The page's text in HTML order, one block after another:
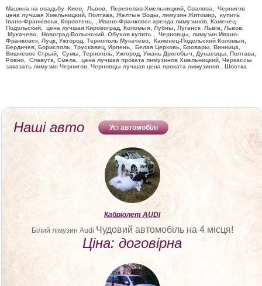
Машина на свадьбу Киев, Львов, Переяслав-Хмельницкий, Свалява, Чернигов
цена лучшая Хмельницкий, Полтава, Желтые Воды, лимузин Житомир, купить
Івано-Франківськ, Коростень, , Ивано-Франковск аренда лимузинов, Каменец-
Подольский, цена лучшая Кировоград, Коломыя, Лубны, Луганск Львів, Львов,
Мукачево, Новоград-Волынский, Обухов купить , Черновцы, лимузин Ивано-
Франковск, Луцк, Ужгород, Тернополь Мукачево, Каменец-Подольский Коломыя,
Бердичев, Борисполь, Трускавец, Ирпень, Белая Церковь, Бровары, Винница,
Вишневое Стрый, Сумы, Тернопіль, Ужгород, Умань Дрогобыч, Дунаевцы, Полтава,
Ровно, Славута, Смела, цена лучшая проката лимузинов Хмельницкий, Черкассы
заказать лимузин Чернигов, Черновцы лучшая цена проката лимузинов , Шостка
Наші авто Усі автомобілі
Кабріолет AUDI
Білий лімузин Audi Чудовий автомобіль на 4 місця!
Ціна: договірна